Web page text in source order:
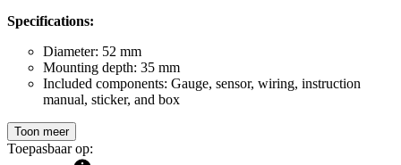
Specifications:
Diameter: 52 mm
Mounting depth: 35 mm
Included components: Gauge, sensor, wiring, instruction
manual, sticker, and box
Toon meer
Toepasbaar op: